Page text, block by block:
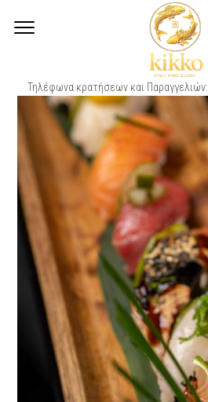
Τηλέφωνα κρατήσεων και Παραγγελιών: